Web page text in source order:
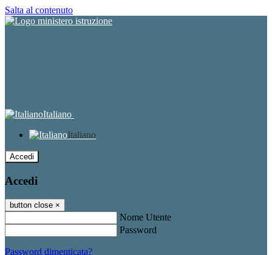
Salta al contenuto
Italiano
Italiano
Accedi
Accedi
button close ×
Nome Utente
Password
Password dimenticata?